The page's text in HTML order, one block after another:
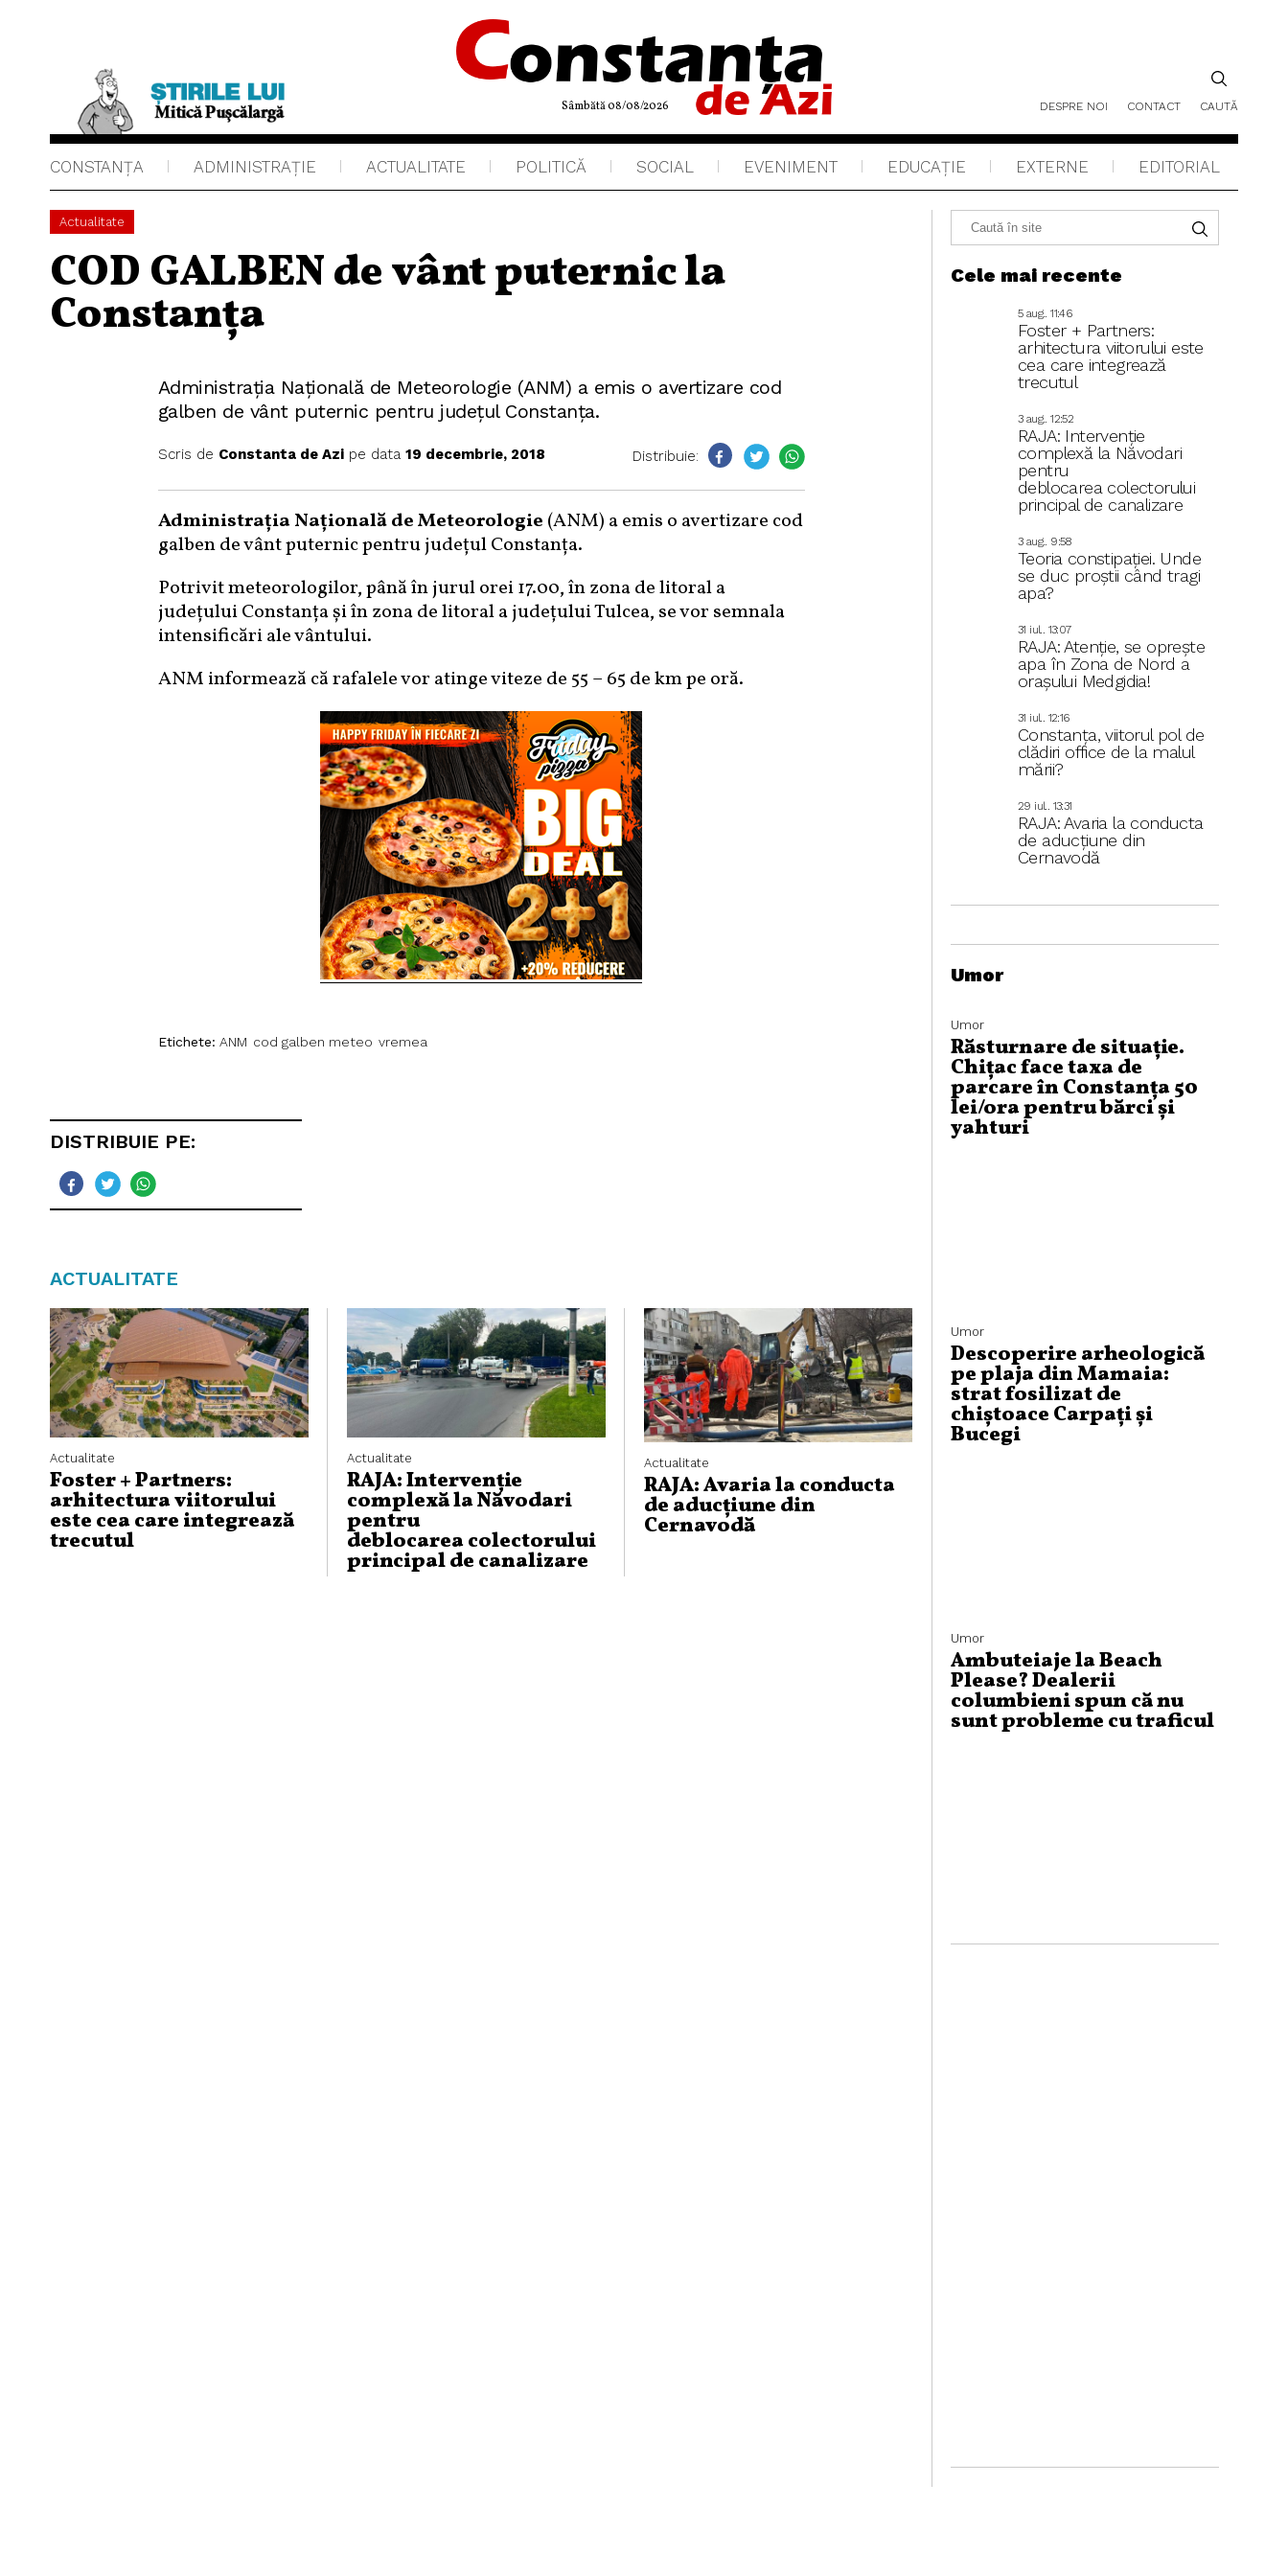
Sâmbătă 08/08/2026 DESPRE NOI CONTACT CAUTĂ
CONSTANȚA ADMINISTRAŢIE ACTUALITATE POLITICĂ SOCIAL EVENIMENT EDUCAŢIE EXTERNE EDITORIAL
Actualitate
COD GALBEN de vânt puternic la
Constanța
Administraţia Naţională de Meteorologie (ANM) a emis o avertizare cod
galben de vânt puternic pentru județul Constanța.
Scris de Constanta de Azipe data 19 decembrie, 2018 Distribuie:
Administraţia Naţională de Meteorologie (ANM) a emis o avertizare cod
galben de vânt puternic pentru județul Constanța.
Potrivit meteorologilor, până în jurul orei 17.00, în zona de litoral a
judeţului Constanţa şi în zona de litoral a judeţului Tulcea, se vor semnala
intensificări ale vântului.
ANM informează că rafalele vor atinge viteze de 55 – 65 de km pe oră.
Etichete: ANM cod galben meteo vremea
DISTRIBUIE PE:
ACTUALITATE
Actualitate
Foster + Partners:
arhitectura viitorului
este cea care integrează
trecutul
Actualitate
RAJA: Intervenție
complexă la Năvodari
pentru
deblocarea colectorului
principal de canalizare
Actualitate
RAJA: Avaria la conducta
de aducțiune din
Cernavodă
Cele mai recente
5 aug.. 11:46
Foster + Partners:
arhitectura viitorului este
cea care integrează
trecutul
3 aug.. 12:52
RAJA: Intervenție
complexă la Năvodari
pentru
deblocarea colectorului
principal de canalizare
3 aug.. 9:58
Teoria constipației. Unde
se duc proștii când tragi
apa?
31 iul.. 13:07
RAJA: Atenție, se oprește
apa în Zona de Nord a
orașului Medgidia!
31 iul.. 12:16
Constanța, viitorul pol de
clădiri office de la malul
mării?
29 iul.. 13:31
RAJA: Avaria la conducta
de aducțiune din
Cernavodă
Umor
Umor
Răsturnare de situație.
Chițac face taxa de
parcare în Constanța 50
lei/ora pentru bărci și
yahturi
Umor
Descoperire arheologică
pe plaja din Mamaia:
strat fosilizat de
chiștoace Carpați și
Bucegi
Umor
Ambuteiaje la Beach
Please? Dealerii
columbieni spun că nu
sunt probleme cu traficul